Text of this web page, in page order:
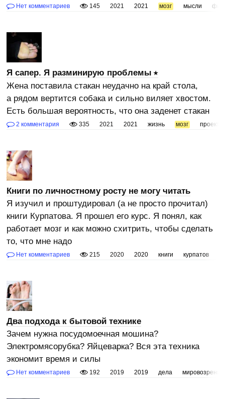
Нет комментариев 145 2021 2021 мозг мысли
Я сапер. Я разминирую проблемы
Жена поставила стакан неудачно на край стола,
а рядом вертится собака и сильно виляет хвостом.
Есть большая вероятность, что она заденет стакан
2 комментария 335 2021 2021 жизнь мозг проект
Книги по личностному росту не могу читать
Я изучил и проштудировал (а не просто прочитал)
книги Курпатова. Я прошел его курс. Я понял, как
работает мозг и как можно схитрить, чтобы сделать
то, что мне надо
Нет комментариев 215 2020 2020 книги курпатов
Два подхода к бытовой технике
Зачем нужна посудомоечная мошина?
Электромясорубка? Яйцеварка? Вся эта техника
экономит время и силы
Нет комментариев 192 2019 2019 дела мировозрение